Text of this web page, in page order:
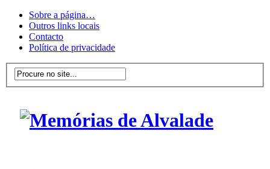
Sobre a página…
Outros links locais
Contacto
Política de privacidade